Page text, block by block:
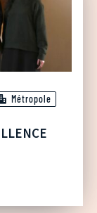
Métropole